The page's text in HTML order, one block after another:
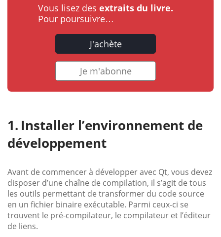
Vous lisez des extraits du livre.
Pour poursuivre…
J'achète
Je m'abonne
Installer l’environnement de
développement
Avant de commencer à développer avec Qt, vous devez
disposer d’une chaîne de compilation, il s’agit de tous
les outils permettant de transformer du code source
en un fichier binaire exécutable. Parmi ceux-ci se
trouvent le pré-compilateur, le compilateur et l’éditeur
de liens.